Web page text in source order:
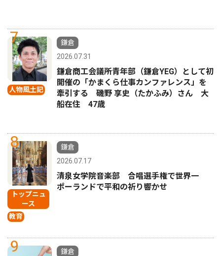
7
人物風土記
鎌倉
2026.07.31
鎌倉商工会議所青年部（鎌倉YEG）として初
開催の「かまくら仕事カンファレンス」を
牽引する 磯野 享史（たかふみ）さん 大
船在住 47歳
8
トップニュ
ース
教育
鎌倉
2026.07.17
清泉女学院音楽部 合唱選手権で世界一
ポーランドで平和の祈り響かせ
9
鎌倉